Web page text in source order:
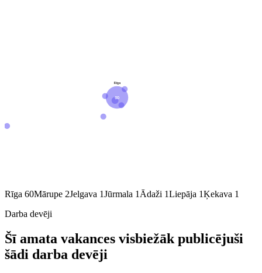
60
Rīga
Rīga 60Mārupe 2Jelgava 1Jūrmala 1 Ādaži 1Liepāja 1Ķekava 1
Darba devēji
Šī amata vakances visbiežāk publicējuši
šādi darba devēji